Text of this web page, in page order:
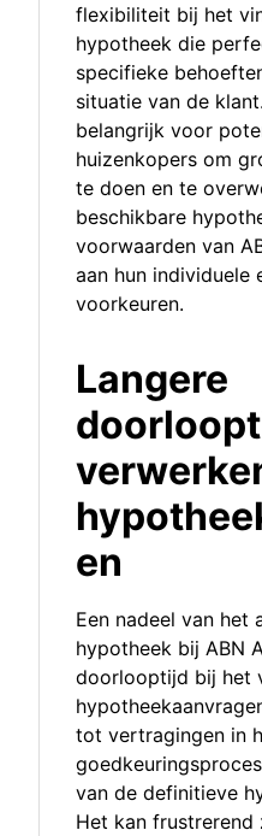
flexibiliteit bij het
hypotheek die
specifieke
situatie van de
belangrijk voor
huizenkopers om
te doen en te
beschikbare
voorwaarden van
aan hun individuele
voorkeuren.
Langere
en
Een nadeel van het
hypotheek bij ABN
doorlooptijd bij het
tot vertragingen in
van de definitieve
Het kan frustrerend